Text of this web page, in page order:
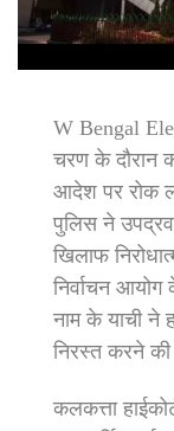
W Bengal
चरण के दौरान
आदेश पर रोक
पुलिस ने
खिलाफ
निर्वाचन
नाम के याची ने
निरस्त करने की
कलकत्ता